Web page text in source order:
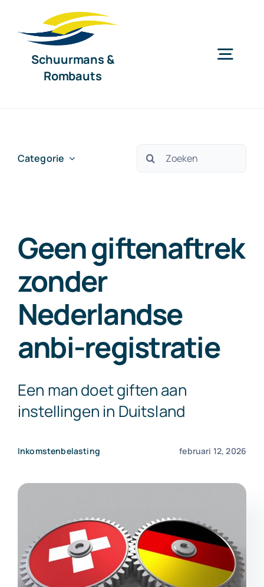
naar
Schuurmans &
Rombauts
Nieuws
Exact Online
Neem contact op!
Categorie
Zoeken
Geen giftenaftrek
zonder
Nederlandse
anbi-registratie
Een man doet giften aan
instellingen in Duitsland
Inkomstenbelasting februari 12, 2026